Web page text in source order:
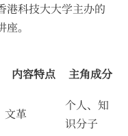
港科技大大学主办的
。
内容特点 主角成分
文革
个人、知
识分子